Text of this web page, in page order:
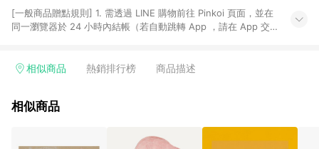
[一般商品贈點規則] 1. 需透過 LINE 購物前往 Pinkoi 頁面，並在
同一瀏覽器於 24 小時內結帳（若自動跳轉 App ，請在 App 交
回饋訂單不得享有 Pinkoi 站方優惠，例如首購優惠，P coins，
行為，不具贈點資格，部分退款不在此限。 6. APP 請更新至
貨後 45 天後發送。 8. 群眾募資商品，禮物卡，開館保證金，補
相似商品 熱銷排行榜 商品描述
相似商品